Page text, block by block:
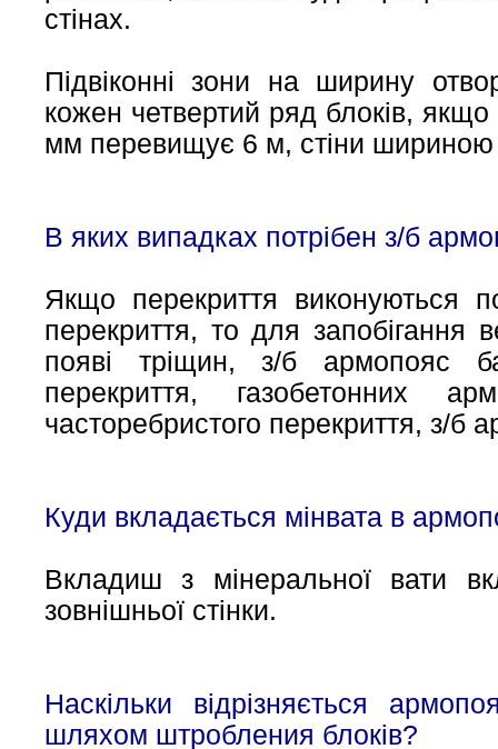
стінах.
Підвіконні зони на ширину
кожен четвертий ряд блоків,
мм перевищує 6 м, стіни
В яких випадках потрібен з/б
Якщо перекриття виконуються
перекриття, то для запобігання
появі тріщин, з/б армопояс
перекриття, газобетонних
часторебристого перекриття, з/б
Куди вкладається мінвата в
Вкладиш з мінеральної вати
зовнішньої стінки.
Наскільки відрізняється
шляхом штробления блоків?